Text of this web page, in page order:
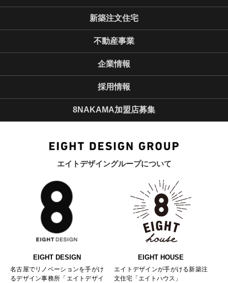
エイトデザイングループについて
EIGHT DESIGN
名古屋でリノベーションを手がけ
るデザイン事務所「エイトデザイ
EIGHT HOUSE
エイトデザインが手がける新築注
文住宅「エイトハウス」
新築注文住宅
不動産事業
企業情報
採用情報
8NAKAMA加盟店募集